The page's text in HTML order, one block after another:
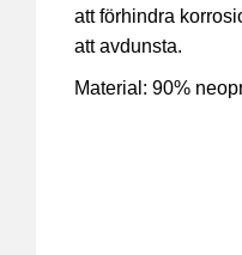
att förhindra
att avdunsta.
Material: 90%